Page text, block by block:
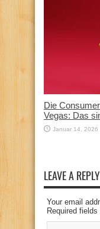
Die
Vegas: Das
Januar 14, 2026
LEAVE A REPLY
Your email
Required